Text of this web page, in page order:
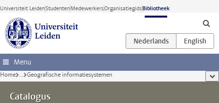
Ga direct naar de inhoud
Universiteit LeidenStudentenMedewerkersOrganisatiegidsBibliotheek
Menu
Home ... Geografische informatiesystemen
Catalogus